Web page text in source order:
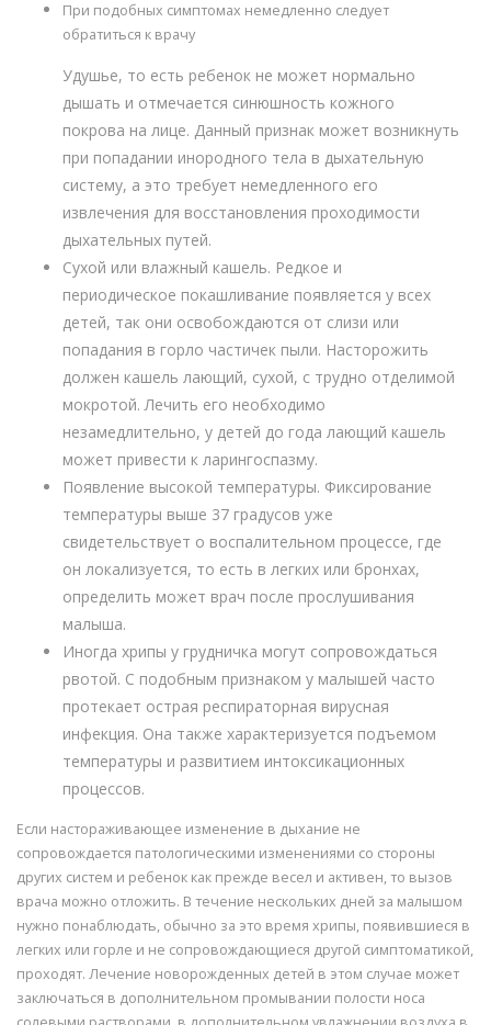
При подобных симптомах немедленно следует
обратиться к врачу
Удушье, то есть ребенок не может нормально
дышать и отмечается синюшность кожного
покрова на лице. Данный признак может возникнуть
при попадании инородного тела в дыхательную
систему, а это требует немедленного его
извлечения для восстановления проходимости
дыхательных путей.
Сухой или влажный кашель. Редкое и
периодическое покашливание появляется у всех
детей, так они освобождаются от слизи или
попадания в горло частичек пыли. Насторожить
должен кашель лающий, сухой, с трудно отделимой
мокротой. Лечить его необходимо
незамедлительно, у детей до года лающий кашель
может привести к ларингоспазму.
Появление высокой температуры. Фиксирование
температуры выше 37 градусов уже
свидетельствует о воспалительном процессе, где
он локализуется, то есть в легких или бронхах,
определить может врач после прослушивания
малыша.
Иногда хрипы у грудничка могут сопровождаться
рвотой. С подобным признаком у малышей часто
протекает острая респираторная вирусная
инфекция. Она также характеризуется подъемом
температуры и развитием интоксикационных
процессов.
Если настораживающее изменение в дыхание не
сопровождается патологическими изменениями со стороны
других систем и ребенок как прежде весел и активен, то вызов
врача можно отложить. В течение нескольких дней за малышом
нужно понаблюдать, обычно за это время хрипы, появившиеся в
легких или горле и не сопровождающиеся другой симптоматикой,
проходят. Лечение новорожденных детей в этом случае может
заключаться в дополнительном промывании полости носа